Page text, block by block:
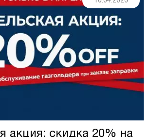
акция: скидка 20% на